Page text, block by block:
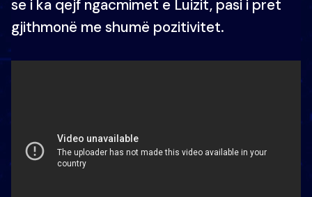
se i ka qejf ngacmimet e Luizit, pasi i pret
gjithmonë me shumë pozitivitet.